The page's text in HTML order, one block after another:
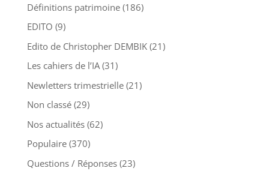
Définitions patrimoine(186)
EDITO (9)
Edito de Christopher DEMBIK(21)
Les cahiers de l’IA(31)
Newletters trimestrielle(21)
Non classé(29)
Nos actualités(62)
Populaire(370)
Questions / Réponses(23)